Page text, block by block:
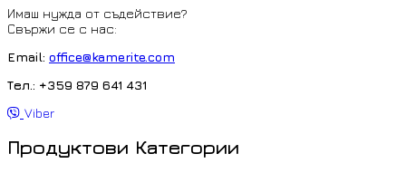
Имаш нужда от съдействие?
Свържи се с нас:
Email: office@kamerite.com
Тел.: +359 879 641 431
Viber
Продуктови Категории